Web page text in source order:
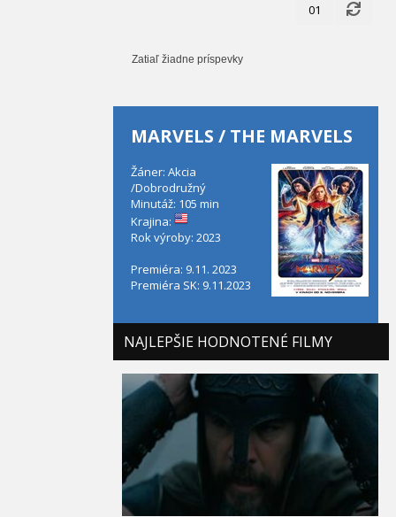
01
Zatiaľ žiadne príspevky
MARVELS / THE MARVELS
Žáner: Akcia
/Dobrodružný
Minutáž: 105 min
Krajina:
Rok výroby: 2023
Premiéra: 9.11. 2023
Premiéra SK: 9.11.2023
NAJLEPŠIE HODNOTENÉ FILMY